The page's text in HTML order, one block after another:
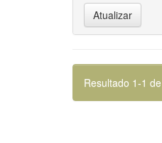
Resultado 1-1